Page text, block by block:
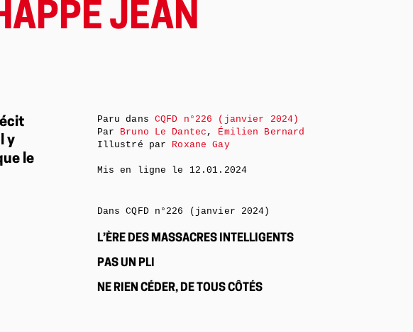
JEAN
y
le
Paru dans CQFD n°226 (janvier 2024)
Par Bruno Le Dantec , Émilien Bernard
Illustré par Roxane Gay
Mis en ligne le 12.01.2024
Dans CQFD n°226 (janvier 2024)
L’ÈRE DES MASSACRES INTELLIGENTS
PAS UN PLI
NE RIEN CÉDER, DE TOUS CÔTÉS